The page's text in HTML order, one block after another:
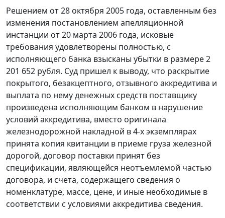
Решением от 28 октября 2005 года, оставленным без
изменения постановлением апелляционной
инстанции от 20 марта 2006 года, исковые
требования удовлетворены полностью, с
исполняющего банка взысканы убытки в размере 2
201 652 рубля. Суд пришел к выводу, что раскрытие
покрытого, безакцептного, отзывного аккредитива и
выплата по нему денежных средств поставщику
произведена исполняющим банком в нарушение
условий аккредитива, вместо оригинала
железнодорожной накладной в 4-х экземплярах
принята копия квитанции в приеме груза железной
дорогой, договор поставки принят без
спецификации, являющейся неотъемлемой частью
договора, и счета, содержащего сведения о
номенклатуре, массе, цене, и иные необходимые в
соответствии с условиями аккредитива сведения.